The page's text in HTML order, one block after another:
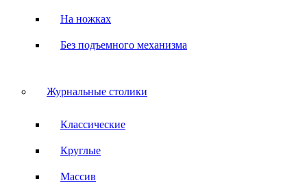
На ножках
Без подъемного механизма
Журнальные столики
Классические
Круглые
Массив